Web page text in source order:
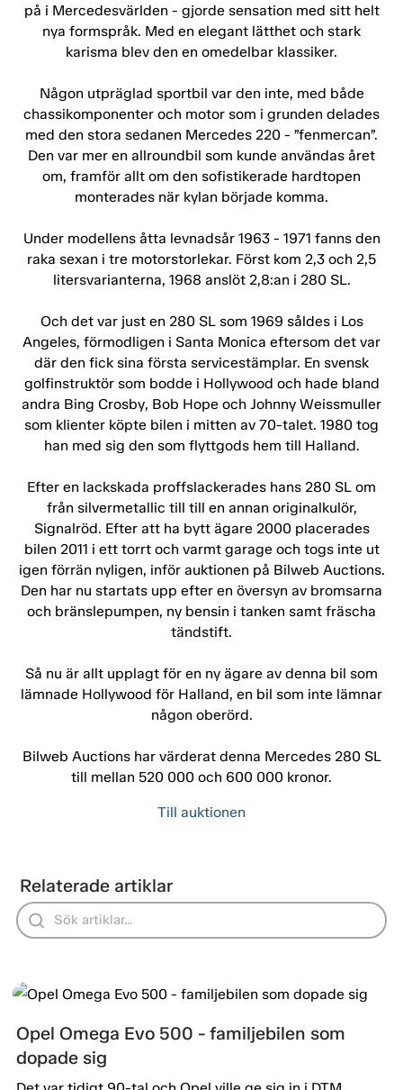
på i Mercedesvärlden - gjorde sensation med sitt helt
nya formspråk. Med en elegant lätthet och stark
karisma blev den en omedelbar klassiker.
Någon utpräglad sportbil var den inte, med både
chassikomponenter och motor som i grunden delades
med den stora sedanen Mercedes 220 - ”fenmercan”.
Den var mer en allroundbil som kunde användas året
om, framför allt om den sofistikerade hardtopen
monterades när kylan började komma.
Under modellens åtta levnadsår 1963 - 1971 fanns den
raka sexan i tre motorstorlekar. Först kom 2,3 och 2,5
litersvarianterna, 1968 anslöt 2,8:an i 280 SL.
Och det var just en 280 SL som 1969 såldes i Los
Angeles, förmodligen i Santa Monica eftersom det var
där den fick sina första servicestämplar. En svensk
golfinstruktör som bodde i Hollywood och hade bland
andra Bing Crosby, Bob Hope och Johnny Weissmuller
som klienter köpte bilen i mitten av 70-talet. 1980 tog
han med sig den som flyttgods hem till Halland.
Efter en lackskada proffslackerades hans 280 SL om
från silvermetallic till till en annan originalkulör,
Signalröd. Efter att ha bytt ägare 2000 placerades
bilen 2011 i ett torrt och varmt garage och togs inte ut
igen förrän nyligen, inför auktionen på Bilweb Auctions.
Den har nu startats upp efter en översyn av bromsarna
och bränslepumpen, ny bensin i tanken samt fräscha
tändstift.
Så nu är allt upplagt för en ny ägare av denna bil som
lämnade Hollywood för Halland, en bil som inte lämnar
någon oberörd.
Bilweb Auctions har värderat denna Mercedes 280 SL
till mellan 520 000 och 600 000 kronor.
Till auktionen
Relaterade artiklar
Opel Omega Evo 500 - familjebilen som
dopade sig